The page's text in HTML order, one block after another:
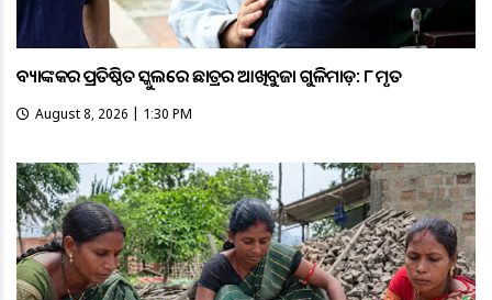
ବ୍ୟାଙ୍କକର ପ୍ରତିଷ୍ଠିତ ସ୍କୁଲରେ ଛାତ୍ରର ଆଖିବୁଜା ଗୁଳିମାଡ଼: ୮ ମୃତ
August 8, 2026 | 1:30 PM